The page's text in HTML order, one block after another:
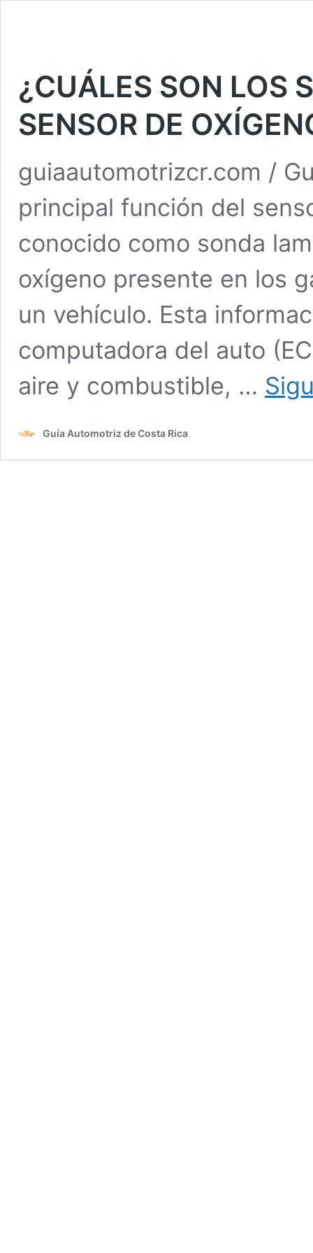
¿CUÁLES SON LOS
SENSOR DE
guiaautomotrizcr.com /
principal función del
conocido como sonda
oxígeno presente en los
un vehículo. Esta
computadora del auto
aire y combustible, …
Guía Automotriz de Costa Rica